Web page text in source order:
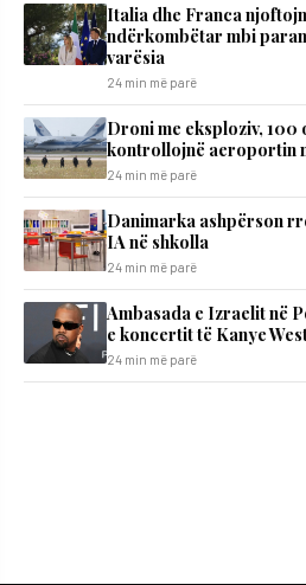
Italia dhe Franca
ndërkombëtar mbi
varësia
24 min më parë
Droni me eksploziv,
kontrollojnë aeroportin
24 min më parë
Danimarka ashpërson
IA në shkolla
24 min më parë
Ambasada e Izraelit në
e koncertit të Kanye
24 min më parë